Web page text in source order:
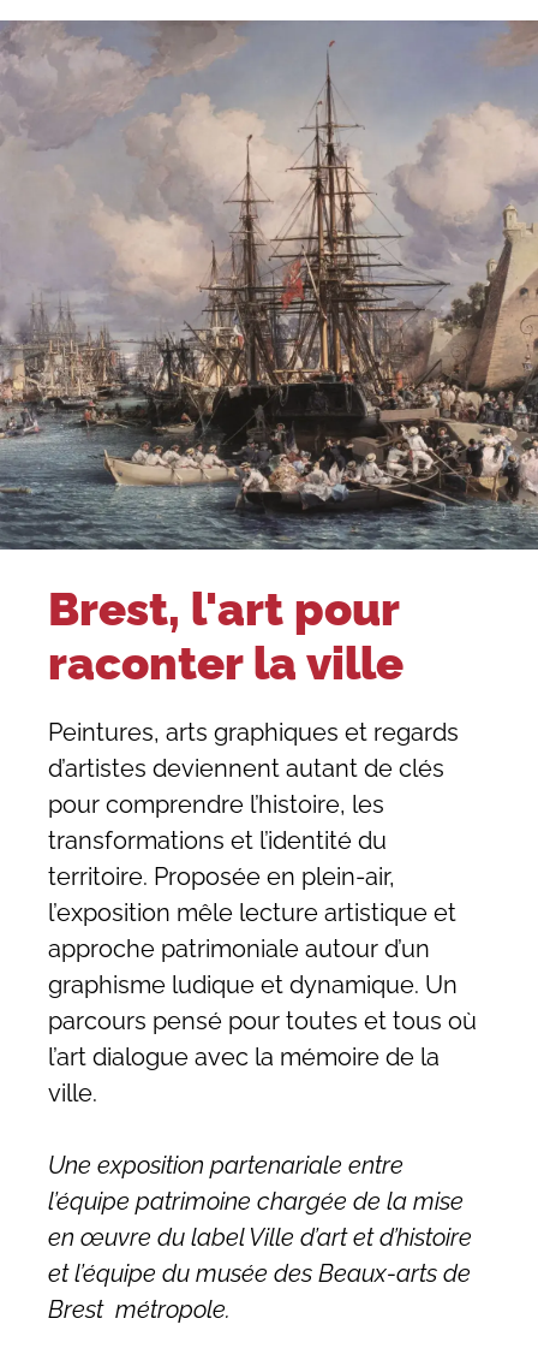
Brest, l'art pour
raconter la ville
Peintures, arts graphiques et regards
d’artistes deviennent autant de clés
pour comprendre l’histoire, les
transformations et l’identité du
territoire. Proposée en plein-air,
l’exposition mêle lecture artistique et
approche patrimoniale autour d’un
graphisme ludique et dynamique. Un
parcours pensé pour toutes et tous où
l’art dialogue avec la mémoire de la
ville.
Une exposition partenariale entre
l’équipe patrimoine chargée de la mise
en œuvre du label Ville d’art et d’histoire
et l’équipe du musée des Beaux-arts de
Brest métropole.